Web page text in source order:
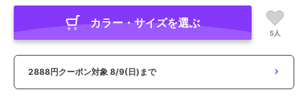
カラー・サイズを選ぶ
5人
2888円クーポン対象 8/9(日)まで